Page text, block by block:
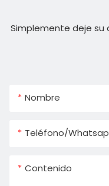
Simplemente deje
Nombre
Teléfono/
Contenido